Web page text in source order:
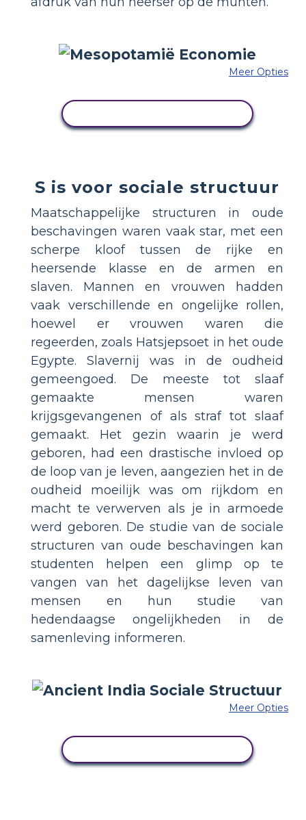
Meer Opties
S is voor sociale structuur
Maatschappelijke structuren in oude
beschavingen waren vaak star, met een
scherpe kloof tussen de rijke en
heersende klasse en de armen en
slaven. Mannen en vrouwen hadden
vaak verschillende en ongelijke rollen,
hoewel er vrouwen waren die
regeerden, zoals Hatsjepsoet in het oude
Egypte. Slavernij was in de oudheid
gemeengoed. De meeste tot slaaf
gemaakte mensen waren
krijgsgevangenen of als straf tot slaaf
gemaakt. Het gezin waarin je werd
geboren, had een drastische invloed op
de loop van je leven, aangezien het in de
oudheid moeilijk was om rijkdom en
macht te verwerven als je in armoede
werd geboren. De studie van de sociale
structuren van oude beschavingen kan
studenten helpen een glimp op te
vangen van het dagelijkse leven van
mensen en hun studie van
hedendaagse ongelijkheden in de
samenleving informeren.
Meer Opties